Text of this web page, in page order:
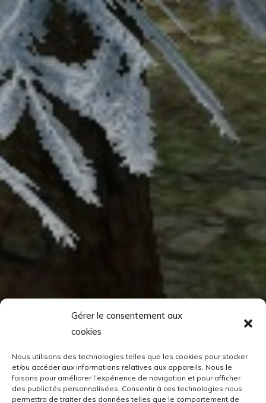
Gérer le consentement aux
cookies
Nous utilisons des technologies telles que les cookies pour stocker
et/ou accéder aux informations relatives aux appareils. Nous le
faisons pour améliorer l’expérience de navigation et pour afficher
des publicités personnalisées. Consentir à ces technologies nous
permettra de traiter des données telles que le comportement de